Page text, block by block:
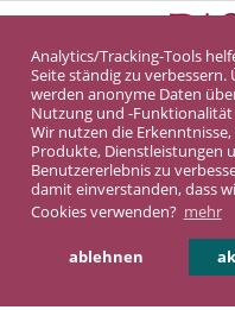
Analytics/Tracking-Tools
Seite ständig zu verbessern.
werden anonyme Daten
Nutzung und -
Wir nutzen die
Produkte, Dienstleistungen
Benutzererlebnis zu
damit einverstanden, dass
Cookies verwenden? mehr
ablehnen
Betreutes
DASINVEST
Betreutes
Betreutes